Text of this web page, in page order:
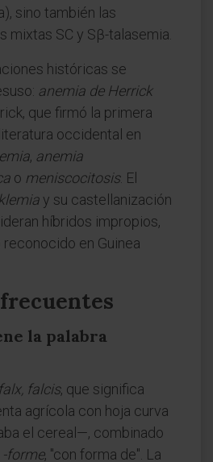
sino también las
mixtas SC y Sβ-talasemia.
históricas se
anemia de Herrick
que firmó la primera
occidental en
, anemia
o meniscocitosis. El
y su castellanización
híbridos impropios,
en Guinea
la palabra
falx, falcis, que significa
agrícola con hoja curva
el cereal—, combinado
-forme, "con forma de". La